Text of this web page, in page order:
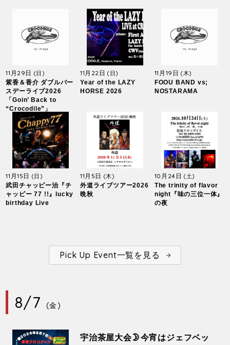
11月29日 (日)
紫香＆香介 ダブルバー
スデーライブ2026
「Goin’ Back to
“Crocodile”」
11月22日(日)
Year of the LAZY
HORSE 2026
11月19日 (木)
FOOU BAND vs;
NOSTARAMA
11月15日 (日)
武田チャッピー治『チ
ャッピー 77 !!』lucky
birthday Live
11月5日 (木)
外道ライブツアー2026
晩秋
10月24日 (土)
The trinity of flavor
night『味の三位一体』
の夜
Pick Up Event一覧を見る
8/7 (金)
宇治茶屋大会🌛今宵はジェフベッ